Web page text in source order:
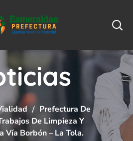
Prefectura De
De Limpieza Y
Vía Borbón – La Tola.